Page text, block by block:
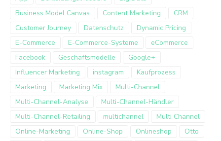
Business Model Canvas
Content Marketing
CRM
Customer Journey
Datenschutz
Dynamic Pricing
E-Commerce
E-Commerce-Systeme
eCommerce
Facebook
Geschäftsmodelle
Google+
Influencer Marketing
instagram
Kaufprozess
Marketing
Marketing Mix
Multi-Channel
Multi-Channel-Analyse
Multi-Channel-Händler
Multi-Channel-Retailing
multichannel
Multi Channel
Online-Marketing
Online-Shop Onlineshop
Otto